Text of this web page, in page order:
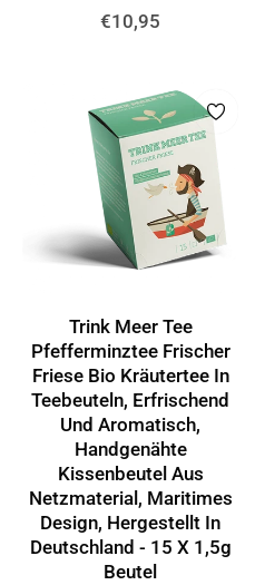
Normaler
€10,95
Trink Meer Tee
Pfefferminztee Frischer
Friese Bio Kräutertee In
Teebeuteln, Erfrischend
Und Aromatisch,
Handgenähte
Kissenbeutel Aus
Netzmaterial, Maritimes
Design, Hergestellt In
Deutschland - 15 X 1,5g
Beutel